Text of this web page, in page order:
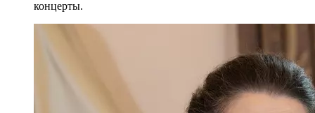
концерты.